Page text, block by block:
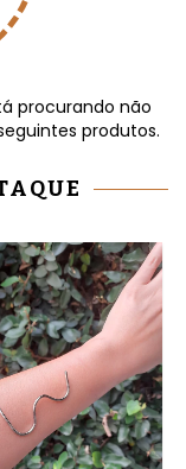
procurando não
produtos.